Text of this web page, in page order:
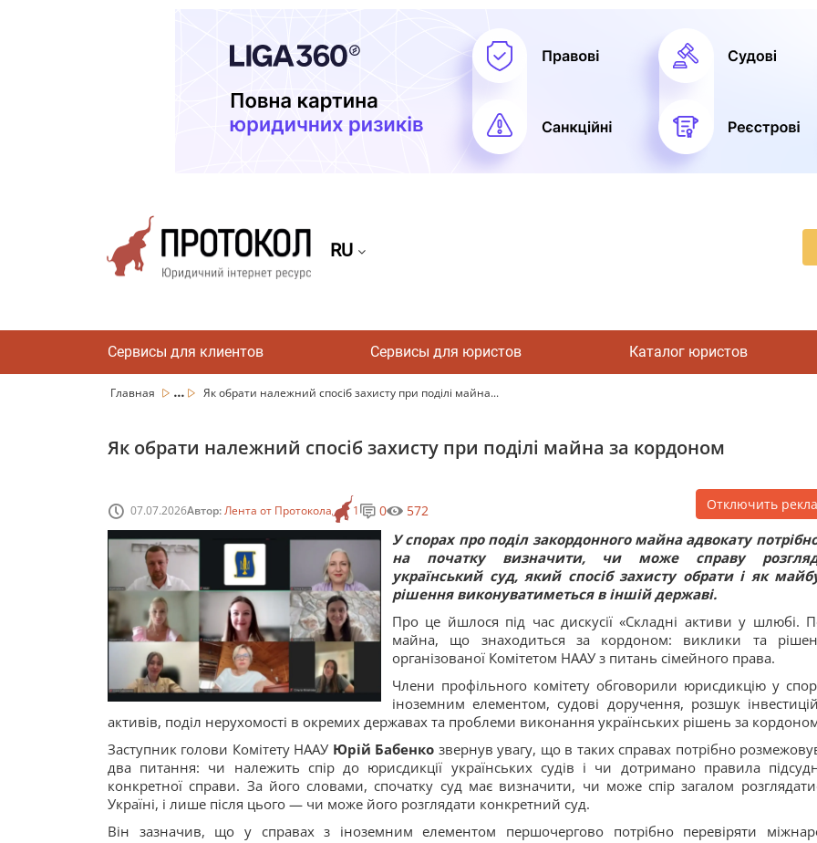
RU
Сервисы для клиентов Сервисы для юристов Каталог юристов
Главная ... Як обрати належний спосіб захисту при поділі майна...
Як обрати належний спосіб захисту при поділі майна за кордоном
07.07.2026Автор:Лента от Протокола 1 0 572 Отключить
У спорах про поділ закордонного майна адвокату
на початку визначити, чи може справу
український суд, який спосіб захисту обрати і як
рішення виконуватиметься в іншій державі.
Про це йшлося під час дискусії «Складні активи у шлюбі.
майна, що знаходиться за кордоном: виклики та
організованої Комітетом НААУ з питань сімейного права.
Члени профільного комітету обговорили юрисдикцію у
іноземним елементом, судові доручення, розшук
активів, поділ нерухомості в окремих державах та проблеми виконання українських рішень за
Заступник голови Комітету НААУ Юрій Бабенко звернув увагу, що в таких справах потрібно
два питання: чи належить спір до юрисдикції українських судів і чи дотримано правила
конкретної справи. За його словами, спочатку суд має визначити, чи може спір загалом
Україні, і лише після цього — чи може його розглядати конкретний суд.
Він зазначив, що у справах з іноземним елементом першочергово потрібно перевіряти